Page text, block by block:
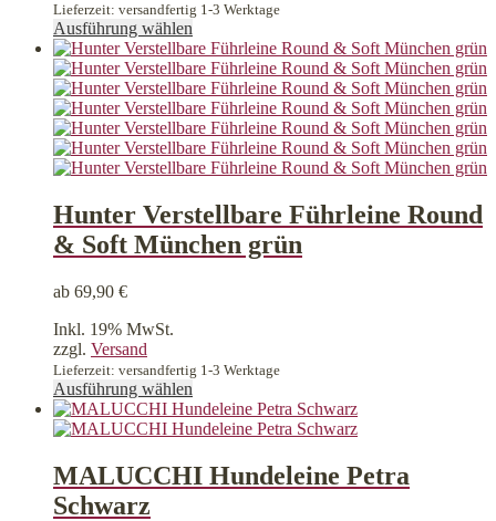
Lieferzeit: versandfertig 1-3 Werktage
Ausführung wählen
Produkt
weist
mehrere
Varianten
auf.
Die
Optionen
auf
der
Produktseite
Hunter Verstellbare Führleine Round
& Soft München grün
ab 69,90 €
Inkl. 19% MwSt.
zzgl. Versand
Lieferzeit: versandfertig 1-3 Werktage
Ausführung wählen
Produkt
weist
Varianten
auf.
MALUCCHI Hundeleine Petra
Schwarz